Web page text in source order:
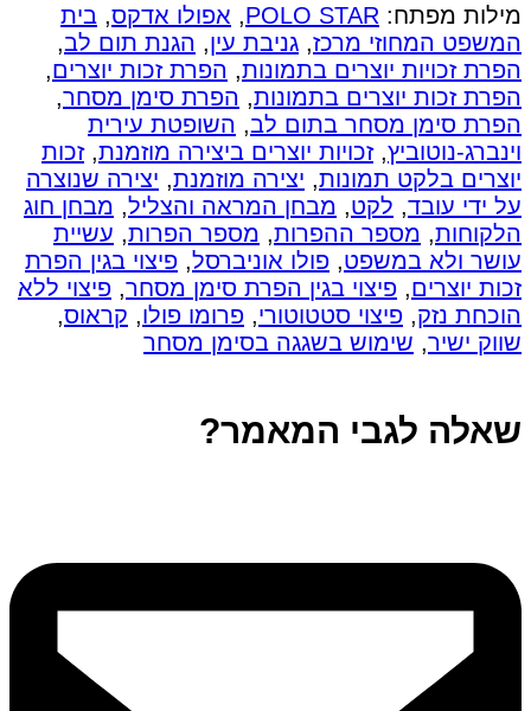
מילות מפתח: POLO STAR
, אפולו אדקס, בית
המשפט המחוזי מרכז, גניבת עין, הגנת תום לב,
הפרת זכויות יוצרים בתמונות, הפרת זכות יוצרים,
הפרת זכות יוצרים בתמונות, הפרת סימן מסחר,
הפרת סימן מסחר בתום לב, השופטת עירית
וינברג-נוטוביץ,זכויות יוצרים ביצירה מוזמנת,זכות
יוצרים בלקט תמונות, יצירה מוזמנת, יצירה שנוצרה
על ידי עובד, לקט, מבחן המראה והצליל, מבחן חוג
הלקוחות, מספר ההפרות, מספר הפרות, עשיית
עושר ולא במשפט, פולו אוניברסל, פיצוי בגין הפרת
זכות יוצרים, פיצוי בגין הפרת סימן מסחר, פיצוי ללא
הוכחת נזק, פיצוי סטטוטורי, פרומו פולו, קראוס,
שווק ישיר, שימוש בשגגה בסימן מסחר
שאלה לגבי המאמר?